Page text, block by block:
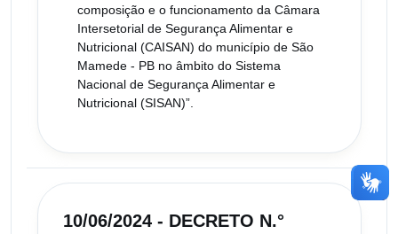
composição e o funcionamento da Câmara
Intersetorial de Segurança Alimentar e
Nutricional (CAISAN) do município de São
Mamede - PB no âmbito do Sistema
Nacional de Segurança Alimentar e
Nutricional (SISAN)”.
10/06/2024 - DECRETO N.°